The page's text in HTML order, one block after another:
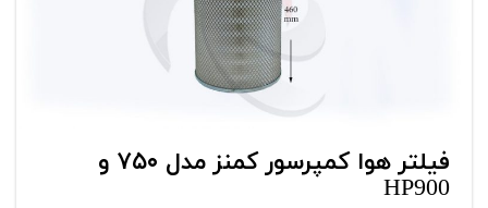
فیلتر هوا کمپرسور کمنز مدل ۷۵۰ و
HP900